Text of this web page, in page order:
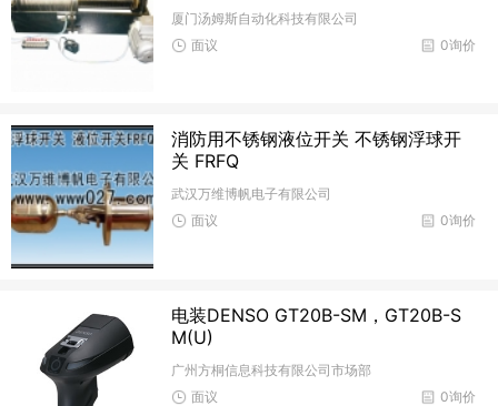
厦门汤姆斯自动化科技有限公司
0询价
面议
消防用不锈钢液位开关 不锈钢浮球开
关 FRFQ
武汉万维博帆电子有限公司
0询价
面议
电装DENSO GT20B-SM，GT20B-S
M(U)
广州方桐信息科技有限公司市场部
0询价
面议